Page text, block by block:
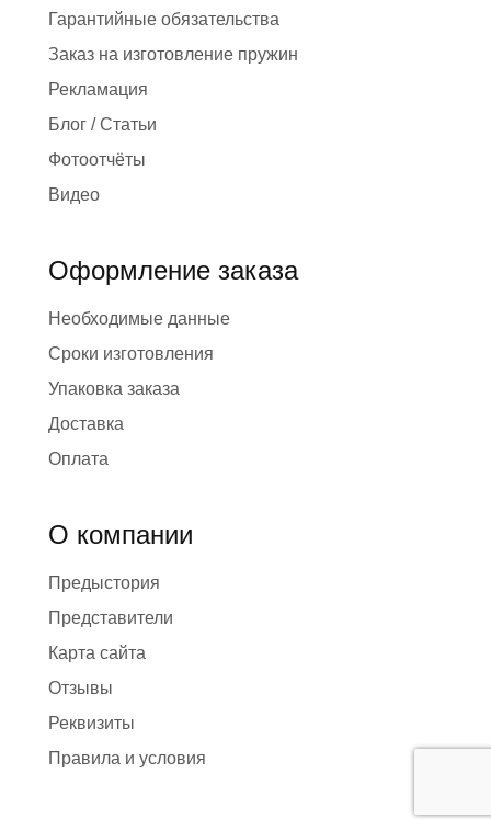
Гарантийные обязательства
Заказ на изготовление пружин
Рекламация
Блог / Статьи
Фотоотчёты
Видео
Оформление заказа
Необходимые данные
Сроки изготовления
Упаковка заказа
Доставка
Оплата
О компании
Предыстория
Представители
Карта сайта
Отзывы
Реквизиты
Правила и условия